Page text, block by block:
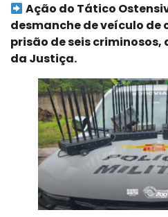
Ação do Tático
desmanche de veículo de
prisão de seis
da Justiça.